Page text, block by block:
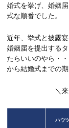
婚式を挙げ、婚姻
式な順番でした。
近年、挙式と披露
婚姻届を提出する
たらいいのやら・
から結婚式までの
＼
ハウ